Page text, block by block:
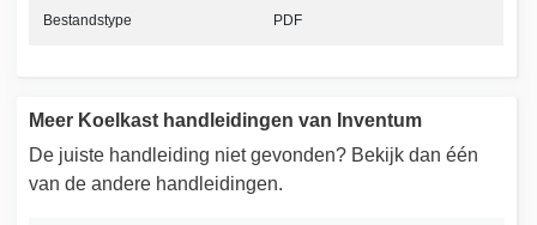
Bestandstype PDF
Meer Koelkast handleidingen van Inventum
De juiste handleiding niet gevonden? Bekijk dan één
van de andere handleidingen.